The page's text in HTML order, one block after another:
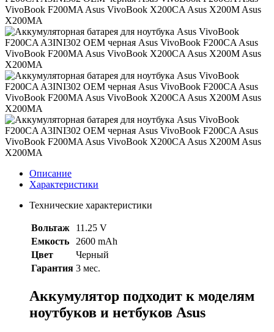
Описание
Характеристики
Технические характеристики
Вольтаж
11.25 V
Емкость
2600 mAh
Цвет
Черный
Гарантия 3 мес.
Аккумулятор подходит к моделям
ноутбуков и нетбуков Asus